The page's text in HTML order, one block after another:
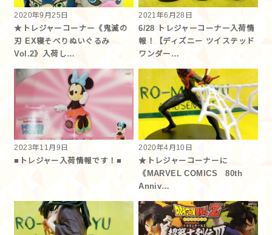
2020年9月25日
★トレジャーコーナー《鬼滅の
刃 EX寝そべりぬいぐるみ
Vol.2》入荷し…
2021年6月28日
6/28 トレジャーコーナー入荷情
報！【ディズニー ツイステッド
ワンダー…
2023年11月9日
■トレジャー入荷情報です！■
2020年4月10日
★トレジャーコーナーに
《MARVEL COMICS 80th
Anniv…